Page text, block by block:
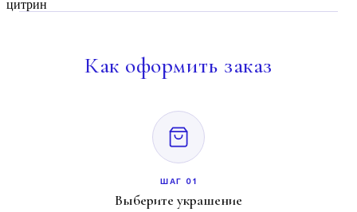
цитрин
Как оформить заказ
ШАГ 01
Выберите украшение